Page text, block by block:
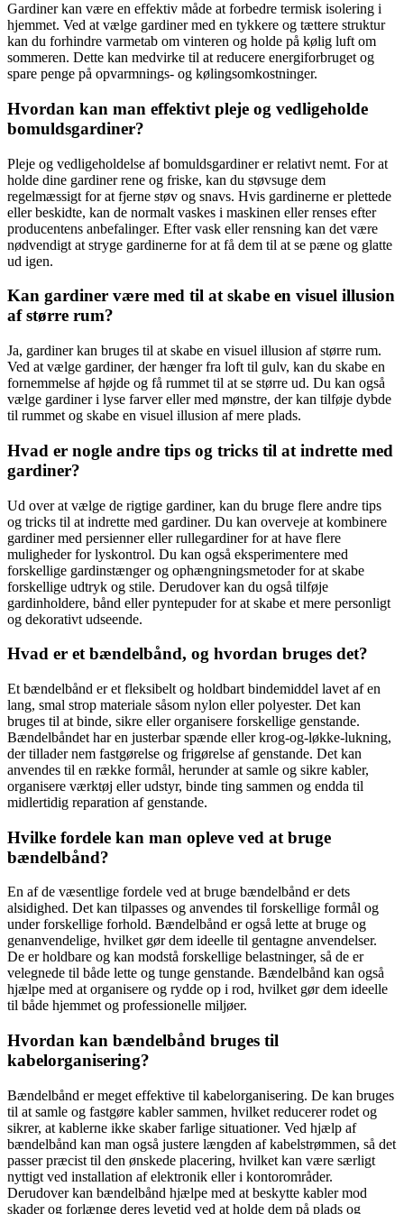
Gardiner kan være en effektiv måde at forbedre termisk isolering i
hjemmet. Ved at vælge gardiner med en tykkere og tættere struktur
kan du forhindre varmetab om vinteren og holde på kølig luft om
sommeren. Dette kan medvirke til at reducere energiforbruget og
spare penge på opvarmnings- og kølingsomkostninger.
Hvordan kan man effektivt pleje og vedligeholde
bomuldsgardiner?
Pleje og vedligeholdelse af bomuldsgardiner er relativt nemt. For at
holde dine gardiner rene og friske, kan du støvsuge dem
regelmæssigt for at fjerne støv og snavs. Hvis gardinerne er plettede
eller beskidte, kan de normalt vaskes i maskinen eller renses efter
producentens anbefalinger. Efter vask eller rensning kan det være
nødvendigt at stryge gardinerne for at få dem til at se pæne og glatte
ud igen.
Kan gardiner være med til at skabe en visuel illusion
af større rum?
Ja, gardiner kan bruges til at skabe en visuel illusion af større rum.
Ved at vælge gardiner, der hænger fra loft til gulv, kan du skabe en
fornemmelse af højde og få rummet til at se større ud. Du kan også
vælge gardiner i lyse farver eller med mønstre, der kan tilføje dybde
til rummet og skabe en visuel illusion af mere plads.
Hvad er nogle andre tips og tricks til at indrette med
gardiner?
Ud over at vælge de rigtige gardiner, kan du bruge flere andre tips
og tricks til at indrette med gardiner. Du kan overveje at kombinere
gardiner med persienner eller rullegardiner for at have flere
muligheder for lyskontrol. Du kan også eksperimentere med
forskellige gardinstænger og ophængningsmetoder for at skabe
forskellige udtryk og stile. Derudover kan du også tilføje
gardinholdere, bånd eller pyntepuder for at skabe et mere personligt
og dekorativt udseende.
Hvad er et bændelbånd, og hvordan bruges det?
Et bændelbånd er et fleksibelt og holdbart bindemiddel lavet af en
lang, smal strop materiale såsom nylon eller polyester. Det kan
bruges til at binde, sikre eller organisere forskellige genstande.
Bændelbåndet har en justerbar spænde eller krog-og-løkke-lukning,
der tillader nem fastgørelse og frigørelse af genstande. Det kan
anvendes til en række formål, herunder at samle og sikre kabler,
organisere værktøj eller udstyr, binde ting sammen og endda til
midlertidig reparation af genstande.
Hvilke fordele kan man opleve ved at bruge
bændelbånd?
En af de væsentlige fordele ved at bruge bændelbånd er dets
alsidighed. Det kan tilpasses og anvendes til forskellige formål og
under forskellige forhold. Bændelbånd er også lette at bruge og
genanvendelige, hvilket gør dem ideelle til gentagne anvendelser.
De er holdbare og kan modstå forskellige belastninger, så de er
velegnede til både lette og tunge genstande. Bændelbånd kan også
hjælpe med at organisere og rydde op i rod, hvilket gør dem ideelle
til både hjemmet og professionelle miljøer.
Hvordan kan bændelbånd bruges til
kabelorganisering?
Bændelbånd er meget effektive til kabelorganisering. De kan bruges
til at samle og fastgøre kabler sammen, hvilket reducerer rodet og
sikrer, at kablerne ikke skaber farlige situationer. Ved hjælp af
bændelbånd kan man også justere længden af kabelstrømmen, så det
passer præcist til den ønskede placering, hvilket kan være særligt
nyttigt ved installation af elektronik eller i kontorområder.
Derudover kan bændelbånd hjælpe med at beskytte kabler mod
skader og forlænge deres levetid ved at holde dem på plads og